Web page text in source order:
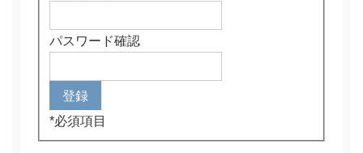
パスワード確認
*必須項目